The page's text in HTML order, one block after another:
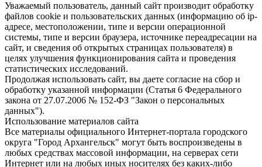
Уважаемый пользователь, данный сайт производит обработку
файлов cookie и пользовательских данных (информацию об ip-
адресе, местоположении, типе и версии операционной
системы, типе и версии браузера, источнике переадресации на
сайт, и сведения об открытых страницах пользователя) в
целях улучшения функционирования сайта и проведения
статистических исследований.
Продолжая использовать сайт, вы даете согласие на сбор и
обработку указанной информации (Статья 6 Федерального
закона от 27.07.2006 № 152-ФЗ "Закон о персональных
данных").
Использование материалов сайта
Все материалы официального Интернет-портала городского
округа "Город Архангельск" могут быть воспроизведены в
любых средствах массовой информации, на серверах сети
Интернет или на любых иных носителях без каких-либо